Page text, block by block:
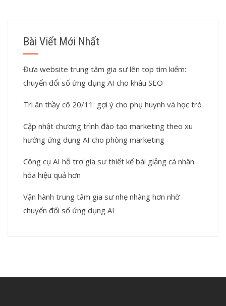
Bài Viết Mới Nhất
Đưa website trung tâm gia sư lên top tìm kiếm:
chuyển đổi số ứng dụng AI cho khâu SEO
Tri ân thầy cô 20/11: gợi ý cho phụ huynh và học trò
Cập nhật chương trình đào tạo marketing theo xu
hướng ứng dụng AI cho phòng marketing
Công cụ AI hỗ trợ gia sư thiết kế bài giảng cá nhân
hóa hiệu quả hơn
Vận hành trung tâm gia sư nhẹ nhàng hơn nhờ
chuyển đổi số ứng dụng AI